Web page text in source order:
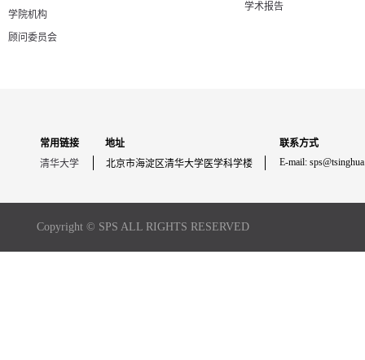
学院机构
顾问委员会
学术报告
常用链接 地址
联系方式
清华大学
北京市海淀区清华大学医学科学楼 E-mail:
Copyright © SPS ALL RIGHTS RESERVED